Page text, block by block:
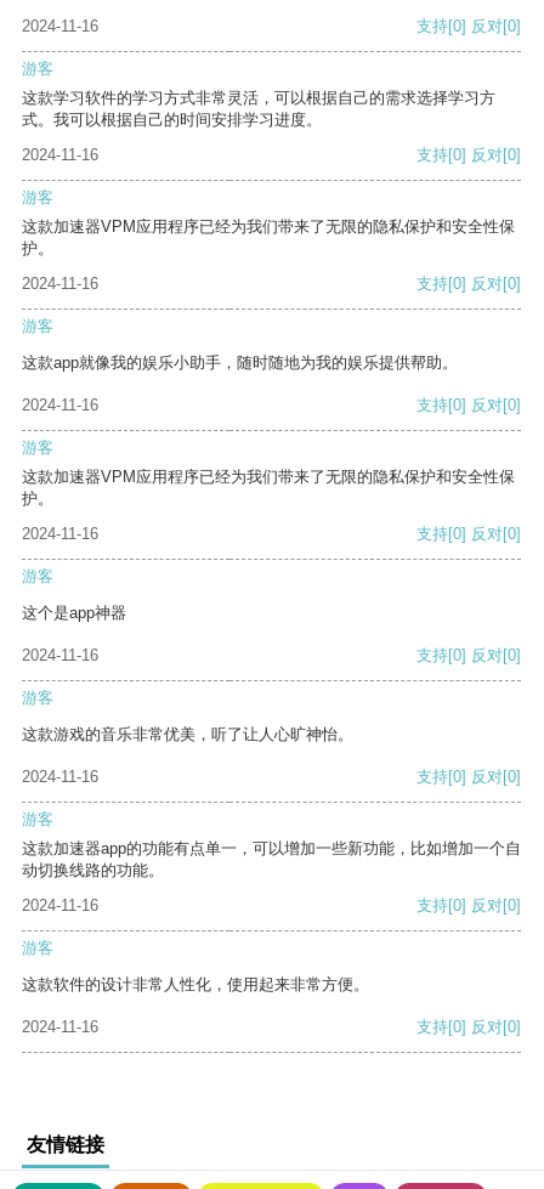
2024-11-16 支持[0] 反对[0]
游客
这款学习软件的学习方式非常灵活，可以根据自己的需求选择学习方
式。我可以根据自己的时间安排学习进度。
2024-11-16
支持[0] 反对[0]
游客
这款加速器VPM应用程序已经为我们带来了无限的隐私保护和安全性保
护。
2024-11-16
支持[0] 反对[0]
游客
这款app就像我的娱乐小助手，随时随地为我的娱乐提供帮助。
2024-11-16 支持[0] 反对[0]
游客
这款加速器VPM应用程序已经为我们带来了无限的隐私保护和安全性保
护。
2024-11-16
支持[0] 反对[0]
游客
这个是app神器
2024-11-16 支持[0] 反对[0]
游客
这款游戏的音乐非常优美，听了让人心旷神怡。
2024-11-16 支持[0] 反对[0]
游客
这款加速器app的功能有点单一，可以增加一些新功能，比如增加一个自
动切换线路的功能。
2024-11-16
支持[0] 反对[0]
游客
这款软件的设计非常人性化，使用起来非常方便。
2024-11-16 支持[0] 反对[0]
友情链接